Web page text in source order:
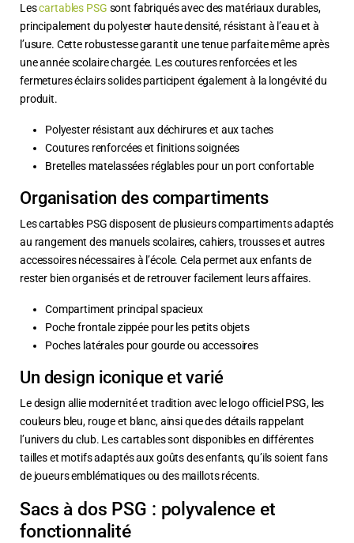
Lescartables PSG sont fabriqués avec des matériaux durables,
principalement du polyester haute densité, résistant à l’eau et à
l’usure. Cette robustesse garantit une tenue parfaite même après
une année scolaire chargée. Les coutures renforcées et les
fermetures éclairs solides participent également à la longévité du
produit.
Polyester résistant aux déchirures et aux taches
Coutures renforcées et finitions soignées
Bretelles matelassées réglables pour un port confortable
Organisation des compartiments
Les cartables PSG disposent de plusieurs compartiments adaptés
au rangement des manuels scolaires, cahiers, trousses et autres
accessoires nécessaires à l’école. Cela permet aux enfants de
rester bien organisés et de retrouver facilement leurs affaires.
Compartiment principal spacieux
Poche frontale zippée pour les petits objets
Poches latérales pour gourde ou accessoires
Un design iconique et varié
Le design allie modernité et tradition avec le logo officiel PSG, les
couleurs bleu, rouge et blanc, ainsi que des détails rappelant
l’univers du club. Les cartables sont disponibles en différentes
tailles et motifs adaptés aux goûts des enfants, qu’ils soient fans
de joueurs emblématiques ou des maillots récents.
Sacs à dos PSG : polyvalence et
fonctionnalité